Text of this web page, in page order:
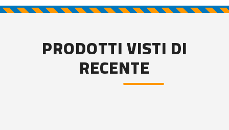
PRODOTTI VISTI DI
RECENTE